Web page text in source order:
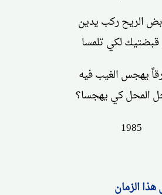
الريح ركب يدين
لكي تلمسا
يهجس الغيب فيه
المحل كي يهجسا؟
1985
الزمان